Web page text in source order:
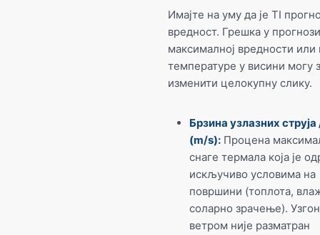
Имајте на уму да је TI
вредност. Грешка у
максималној вредности
температуре у висини могу
изменити целокупну слику.
Брзина узлазних струја
(m/s): Процена
снаге термала која је
искључиво условима на
површини (топлота,
соларно зрачење).
ветром није разматран